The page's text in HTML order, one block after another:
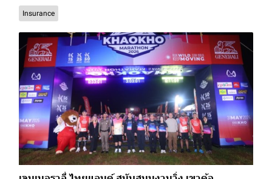
Insurance